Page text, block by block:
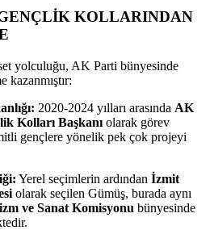
KOLLARINDAN
yolculuğu, AK Parti bünyesinde
kazanmıştır:
2020-2024 yılları arasında AK
Kolları Başkanı olarak görev
gençlere yönelik pek çok projeyi
Yerel seçimlerin ardından İzmit
olarak seçilen Gümüş, burada aynı
ve Sanat Komisyonu bünyesinde